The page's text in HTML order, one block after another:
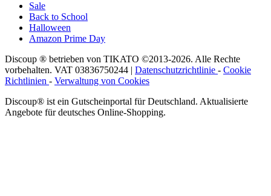
Sale
Back to School
Halloween
Amazon Prime Day
Discoup ® betrieben von TIKATO ©2013-2026. Alle Rechte
vorbehalten. VAT 03836750244 | Datenschutzrichtlinie - Cookie
Richtlinien - Verwaltung von Cookies
Discoup® ist ein Gutscheinportal für Deutschland. Aktualisierte
Angebote für deutsches Online-Shopping.